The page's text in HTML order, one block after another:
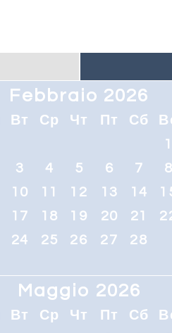
Febbraio 2026
Вт Ср Чт Пт Сб
1
3 4 5 6 7
8
10 11 12 13 14
17 18 19 20 21
24 25 26 27 28
Maggio 2026
Вт Ср Чт Пт Сб